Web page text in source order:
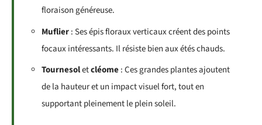
floraison généreuse.
Muflier: Ses épis floraux verticaux créent des points
focaux intéressants. Il résiste bien aux étés chauds.
Tournesoletcléome: Ces grandes plantes ajoutent
de la hauteur et un impact visuel fort, tout en
supportant pleinement le plein soleil.